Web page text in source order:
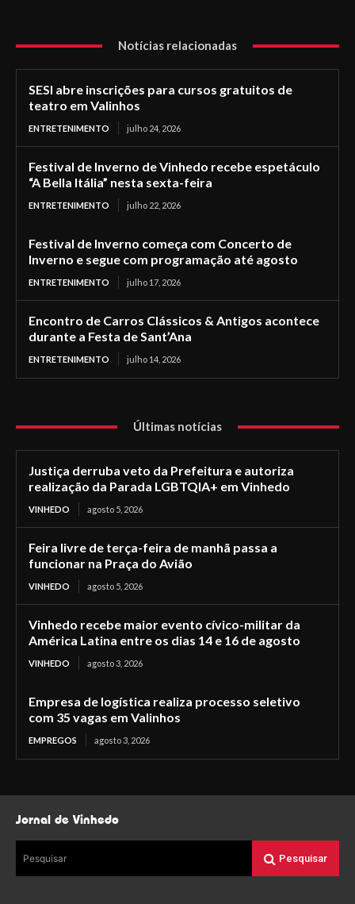
Notícias relacionadas
SESI abre inscrições para cursos gratuitos de
teatro em Valinhos
ENTRETENIMENTO julho 24, 2026
Festival de Inverno de Vinhedo recebe espetáculo
“A Bella Itália” nesta sexta-feira
ENTRETENIMENTO julho 22, 2026
Festival de Inverno começa com Concerto de
Inverno e segue com programação até agosto
ENTRETENIMENTO julho 17, 2026
Encontro de Carros Clássicos & Antigos acontece
durante a Festa de Sant’Ana
ENTRETENIMENTO julho 14, 2026
Últimas notícias
Justiça derruba veto da Prefeitura e autoriza
realização da Parada LGBTQIA+ em Vinhedo
VINHEDO agosto 5, 2026
Feira livre de terça-feira de manhã passa a
funcionar na Praça do Avião
VINHEDO agosto 5, 2026
Vinhedo recebe maior evento cívico-militar da
América Latina entre os dias 14 e 16 de agosto
VINHEDO agosto 3, 2026
Empresa de logística realiza processo seletivo
com 35 vagas em Valinhos
EMPREGOS agosto 3, 2026
Jornal de Vinhedo
Pesquisar Pesquisar